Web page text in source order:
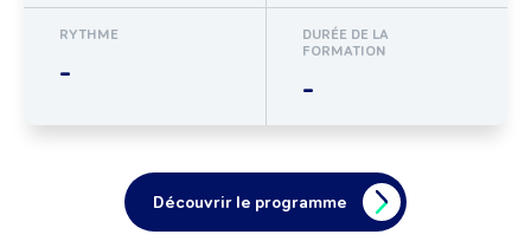
RYTHME
-
DURÉE DE LA
FORMATION
-
Découvrir le programme